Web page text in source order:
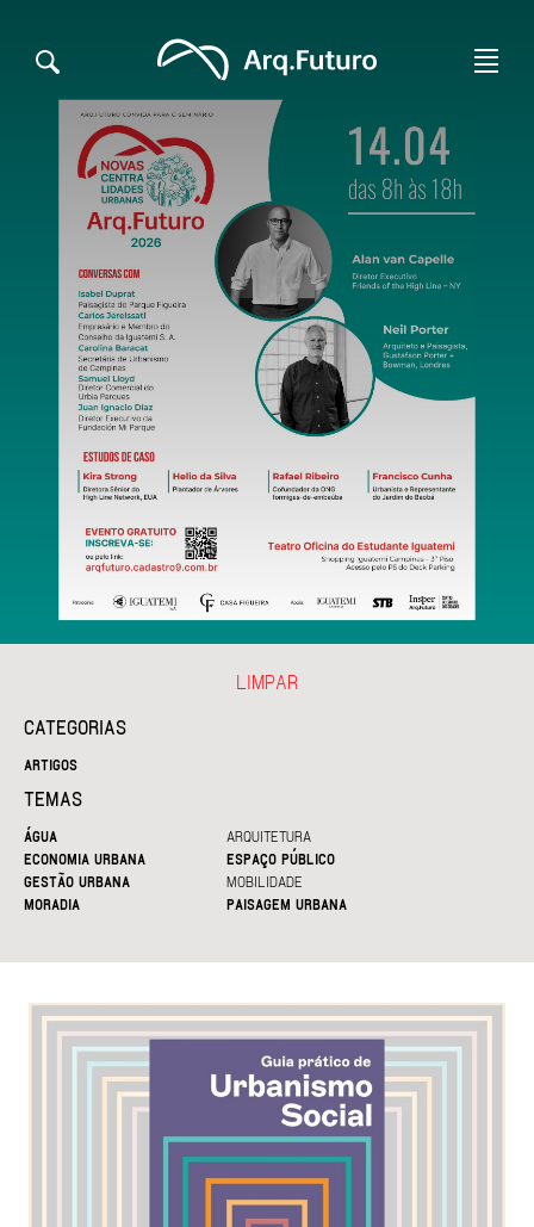
CATEGORIAS
ARTIGOS
TEMAS
ÁGUA
ARQUITETURA
ECONOMIA URBANA
ESPAÇO PÚBLICO
GESTÃO URBANA
MOBILIDADE
MORADIA
PAISAGEM URBANA
LIMPAR